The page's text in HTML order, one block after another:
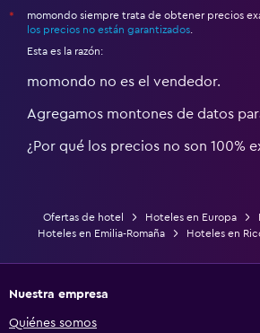
*
momondo siempre trata de obtener precios
los precios no están garantizados
Esta es la razón:
momondo no es el vendedor.
Agregamos montones de datos
¿Por qué los precios no son 100%
Ofertas de hotel Hoteles en Europa
Hoteles en Emilia-Romaña
Hoteles en
Nuestra empresa
Quiénes somos